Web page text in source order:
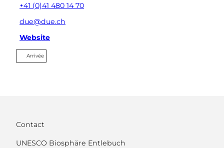
+41 (0)41 480 14 70
due@due.ch
Website
Arrivée
Contact
UNESCO Biosphäre Entlebuch